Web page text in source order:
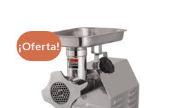
¡Oferta!